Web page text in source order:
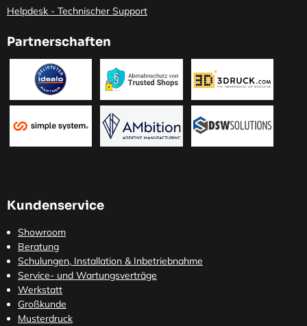
Helpdesk - Technischer Support
Partnerschaften
Kundenservice
Showroom
Beratung
Schulungen, Installation & Inbetriebnahme
Service- und Wartungsverträge
Werkstatt
Großkunde
Musterdruck